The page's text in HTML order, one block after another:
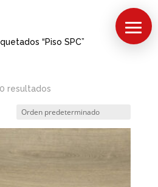
“Piso SPC”
resultados